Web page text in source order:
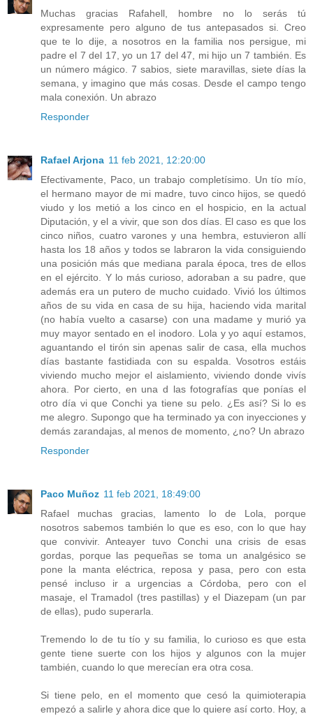
Muchas gracias Rafahell, hombre no lo serás tú
expresamente pero alguno de tus antepasados si. Creo
que te lo dije, a nosotros en la familia nos persigue, mi
padre el 7 del 17, yo un 17 del 47, mi hijo un 7 también. Es
un número mágico. 7 sabios, siete maravillas, siete días la
semana, y imagino que más cosas. Desde el campo tengo
mala conexión. Un abrazo
Responder
Rafael Arjona 11 feb 2021, 12:20:00
Efectivamente, Paco, un trabajo completísimo. Un tío mío,
el hermano mayor de mi madre, tuvo cinco hijos, se quedó
viudo y los metió a los cinco en el hospicio, en la actual
Diputación, y el a vivir, que son dos días. El caso es que los
cinco niños, cuatro varones y una hembra, estuvieron allí
hasta los 18 años y todos se labraron la vida consiguiendo
una posición más que mediana parala época, tres de ellos
en el ejército. Y lo más curioso, adoraban a su padre, que
además era un putero de mucho cuidado. Vivió los últimos
años de su vida en casa de su hija, haciendo vida marital
(no había vuelto a casarse) con una madame y murió ya
muy mayor sentado en el inodoro. Lola y yo aquí estamos,
aguantando el tirón sin apenas salir de casa, ella muchos
días bastante fastidiada con su espalda. Vosotros estáis
viviendo mucho mejor el aislamiento, viviendo donde vivís
ahora. Por cierto, en una d las fotografías que ponías el
otro día vi que Conchi ya tiene su pelo. ¿Es así? Si lo es
me alegro. Supongo que ha terminado ya con inyecciones y
demás zarandajas, al menos de momento, ¿no? Un abrazo
Responder
Paco Muñoz 11 feb 2021, 18:49:00
Rafael muchas gracias, lamento lo de Lola, porque
nosotros sabemos también lo que es eso, con lo que hay
que convivir. Anteayer tuvo Conchi una crisis de esas
gordas, porque las pequeñas se toma un analgésico se
pone la manta eléctrica, reposa y pasa, pero con esta
pensé incluso ir a urgencias a Córdoba, pero con el
masaje, el Tramadol (tres pastillas) y el Diazepam (un par
de ellas), pudo superarla.
Tremendo lo de tu tío y su familia, lo curioso es que esta
gente tiene suerte con los hijos y algunos con la mujer
también, cuando lo que merecían era otra cosa.
Si tiene pelo, en el momento que cesó la quimioterapia
empezó a salirle y ahora dice que lo quiere así corto. Hoy, a